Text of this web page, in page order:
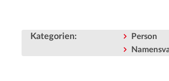
Kategorien: Person